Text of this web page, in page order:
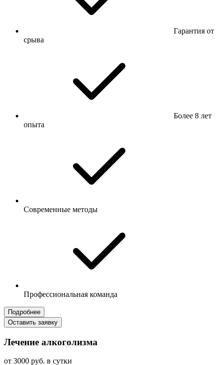
Гарантия от
срыва
Более 8 лет
опыта
Современные методы
Профессиональная команда
Подробнее
Оставить заявку
Лечение алкоголизма
от 3000 руб. в сутки